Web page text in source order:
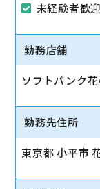
未経験者歓迎
勤務店舗
ソフトバンク
勤務先住所
東京都 小平市